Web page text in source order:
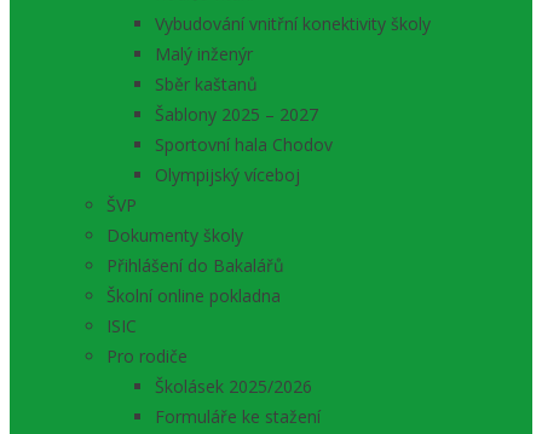
Vybudování vnitřní konektivity školy
Malý inženýr
Sběr kaštanů
Šablony 2025 – 2027
Sportovní hala Chodov
Olympijský víceboj
ŠVP
Dokumenty školy
Přihlášení do Bakalářů
Školní online pokladna
ISIC
Pro rodiče
Školásek 2025/2026
Formuláře ke stažení